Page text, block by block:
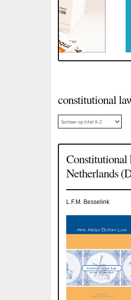
constitutional
Constitutional
Netherlands
L.F.M. Besselink